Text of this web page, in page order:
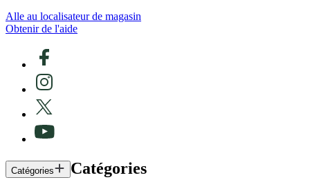
Alle au localisateur de magasin
Obtenir de l'aide
Catégories Catégories